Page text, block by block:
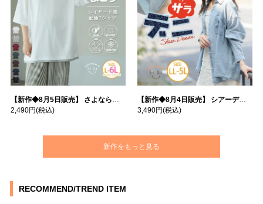
【新作◆8月5日販売】 さよなら猛暑 涼しさを着る 遮熱 接触冷感 吸水・速乾 五分袖 コンフォートメッシュ 配色レイヤード 風ゆる Tシャツ | 大きいサイズの通販ならハッピーマリリン
2,490円(税込)
【新作◆8月4日販売】 シアーデニムで お洒落に肌隠し | 大きいサイズの通販ならハッピーマリリン
3,490円(税込)
新作をもっと見る
RECOMMEND/TREND ITEM